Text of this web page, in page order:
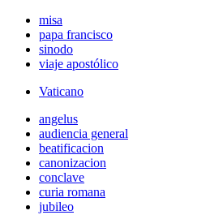
misa
papa francisco
sinodo
viaje apostólico
Vaticano
angelus
audiencia general
beatificacion
canonizacion
conclave
curia romana
jubileo